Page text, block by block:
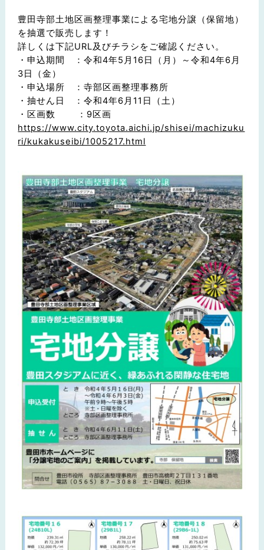
豊田寺部土地区画整理事業による宅地分譲（保留地）
を抽選で販売します！
詳しくは下記URL及びチラシをご確認ください。
・申込期間 ：令和4年5月16日（月）～令和4年6月
3日（金）
・申込場所 ：寺部区画整理事務所
・抽せん日 ：令和4年6月11日（土）
・区画数 ：9区画
https://www.city.toyota.aichi.jp/shisei/machizuku
ri/kukakuseibi/1005217.html